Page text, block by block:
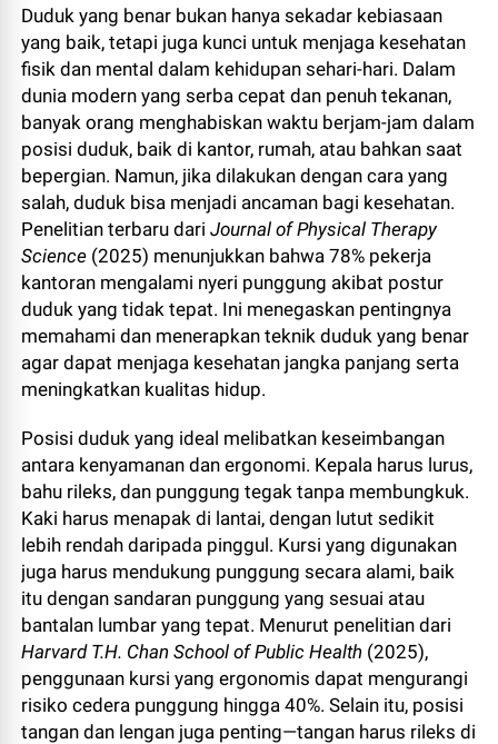
Duduk yang benar bukan hanya sekadar kebiasaan
yang baik, tetapi juga kunci untuk menjaga kesehatan
fisik dan mental dalam kehidupan sehari-hari. Dalam
dunia modern yang serba cepat dan penuh tekanan,
banyak orang menghabiskan waktu berjam-jam dalam
posisi duduk, baik di kantor, rumah, atau bahkan saat
bepergian. Namun, jika dilakukan dengan cara yang
salah, duduk bisa menjadi ancaman bagi kesehatan.
Penelitian terbaru dariJournal of Physical Therapy
Science (2025) menunjukkan bahwa 78% pekerja
kantoran mengalami nyeri punggung akibat postur
duduk yang tidak tepat. Ini menegaskan pentingnya
memahami dan menerapkan teknik duduk yang benar
agar dapat menjaga kesehatan jangka panjang serta
meningkatkan kualitas hidup.
Posisi duduk yang ideal melibatkan keseimbangan
antara kenyamanan dan ergonomi. Kepala harus lurus,
bahu rileks, dan punggung tegak tanpa membungkuk.
Kaki harus menapak di lantai, dengan lutut sedikit
lebih rendah daripada pinggul. Kursi yang digunakan
juga harus mendukung punggung secara alami, baik
itu dengan sandaran punggung yang sesuai atau
bantalan lumbar yang tepat. Menurut penelitian dari
Harvard T.H. Chan School of Public Health (2025),
penggunaan kursi yang ergonomis dapat mengurangi
risiko cedera punggung hingga 40%. Selain itu, posisi
tangan dan lengan juga penting—tangan harus rileks di